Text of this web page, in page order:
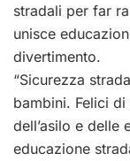
stradali per far
unisce
divertimento.
“Sicurezza
bambini. Felici
dell’asilo e delle
educazione